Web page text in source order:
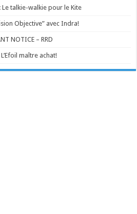
Le talkie-walkie pour le Kite
Objective” avec Indra!
NOTICE – RRD
maître achat!